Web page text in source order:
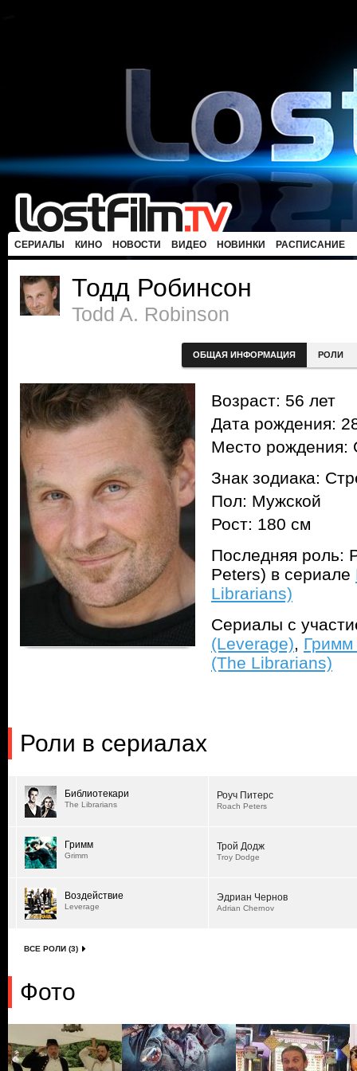
СЕРИАЛЫ КИНО НОВОСТИ ВИДЕО НОВИНКИ РАСПИСАНИЕ
Тодд Робинсон
Todd A. Robinson
ОБЩАЯ ИНФОРМАЦИЯ РОЛИ
Возраст: 56 лет
Дата рождения:
Место
Знак зодиака:
Пол: Мужской
Рост: 180 см
Последняя роль:
Peters) в сериале
Librarians)
Сериалы с
(Leverage), Гримм
(The Librarians)
Роли в сериалах
Библиотекари
The Librarians
Роуч Питерс
Roach Peters
Гримм
Grimm
Трой Додж
Troy Dodge
Воздействие
Leverage
Эдриан Чернов
Adrian Chernov
ВСЕ РОЛИ (3)
Фото